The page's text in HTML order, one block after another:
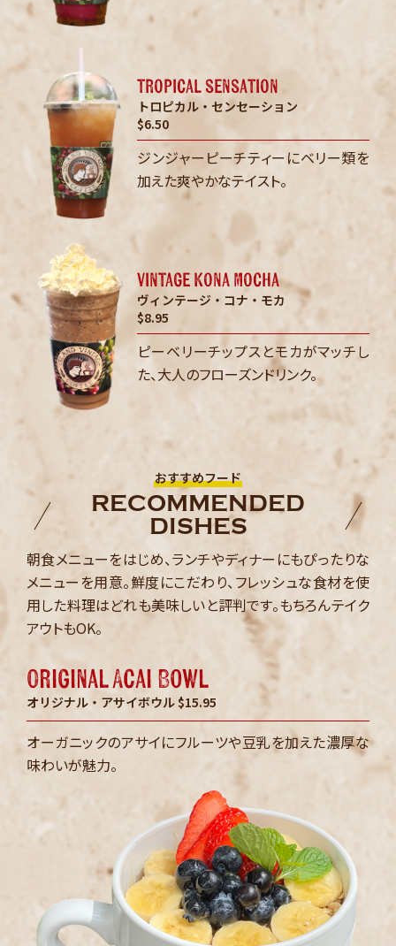
tropical sensation
トロピカル・センセーション
$6.50
ジンジャーピーチティーにベリー類を
加えた爽やかなテイスト。
vintage kona mocha
ヴィンテージ・コナ・モカ
$8.95
ピーベリーチップスとモカがマッチし
た、大人のフローズンドリンク。
おすすめフード
RECOMMENDED
DISHES
朝食メニューをはじめ、ランチやディナーにもぴったりな
メニューを用意。鮮度にこだわり、フレッシュな食材を使
用した料理はどれも美味しいと評判です。もちろんテイク
アウトもOK。
Original Acai Bowl
オリジナル・アサイボウル $15.95
オーガニックのアサイにフルーツや豆乳を加えた濃厚な
味わいが魅力。